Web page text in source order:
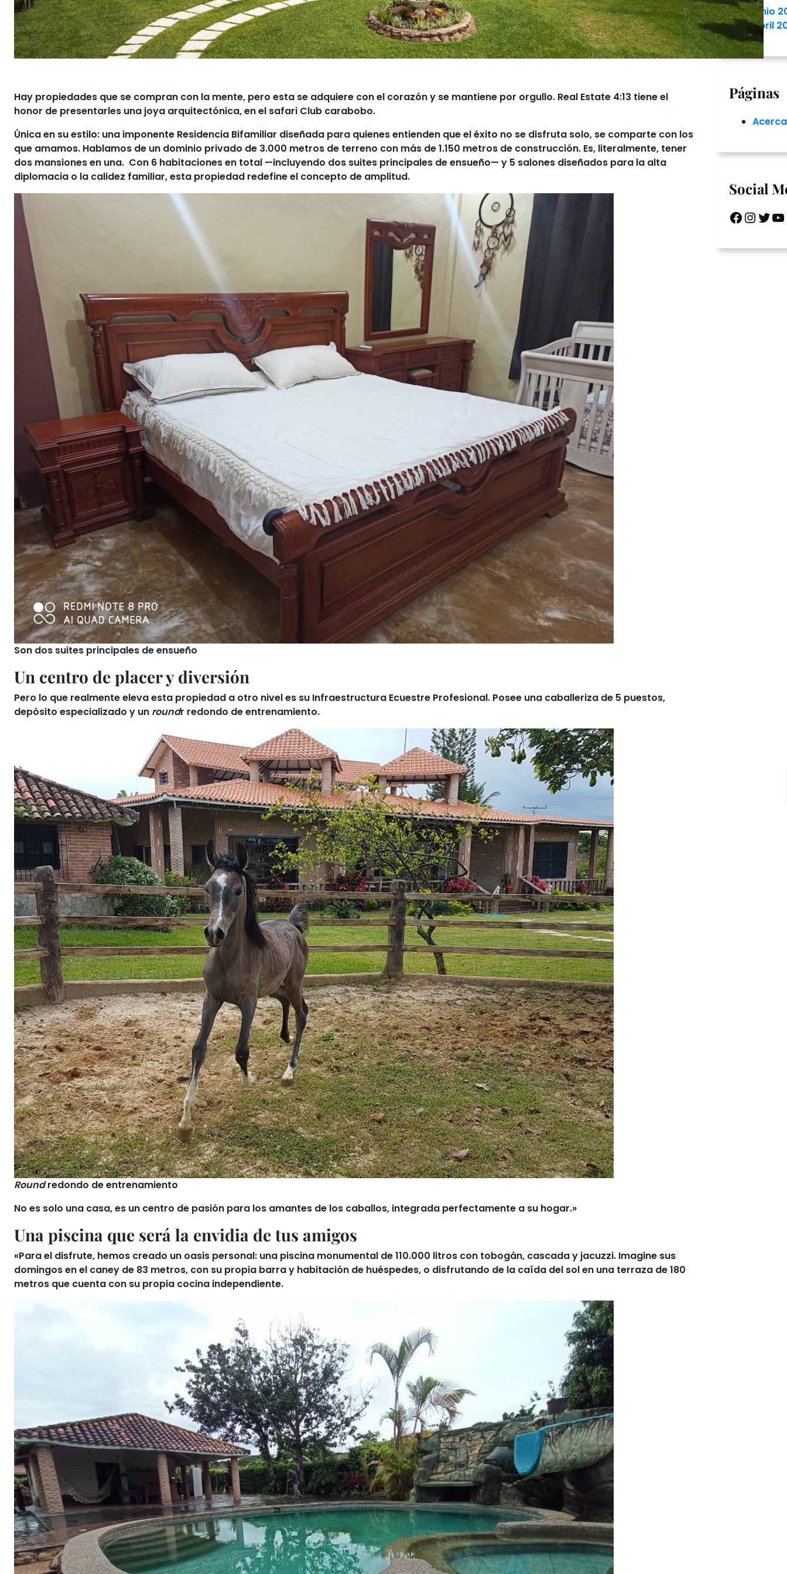
Hay propiedades que se compran con la mente, pero esta se adquiere con el corazón y se mantiene por orgullo. Real Estate 4:13 tiene el
honor de presentarles una joya arquitectónica, en el safari Club carabobo.
Única en su estilo: una imponente Residencia Bifamiliar diseñada para quienes entienden que el éxito no se disfruta solo, se comparte con los
que amamos. Hablamos de un dominio privado de 3.000 metros de terreno con más de1.150 metros de construcción. Es, literalmente, tener
dos mansiones en una. Con 6 habitaciones en total —incluyendo dos suites principales de ensueño— y 5 salones diseñados para la alta
diplomacia o la calidez familiar, esta propiedad redefine el concepto de amplitud.
Son dos suites principales de ensueño
Un centro de placer y diversión
Pero lo que realmente eleva esta propiedad a otro nivel es su Infraestructura Ecuestre Profesional. Posee una caballeriza de 5 puestos,
depósito especializado y un roundr redondo de entrenamiento.
Roundredondo de entrenamiento
No es solo una casa,es un centro de pasión para los amantes de los caballos, integrada perfectamente a su hogar.»
Una piscina que será la envidia de tus amigos
«Para el disfrute, hemos creado un oasis personal: una piscina monumental de110.000 litros con tobogán, cascada y jacuzzi. Imagine sus
domingos en el caney de 83 metros, con su propia barra y habitación de huéspedes, o disfrutando de la caída del sol en una terraza de 180
metros que cuenta con su propia cocina independiente.
junio
abril
Páginas
Social
Facebook InstagramTwitter YouTube